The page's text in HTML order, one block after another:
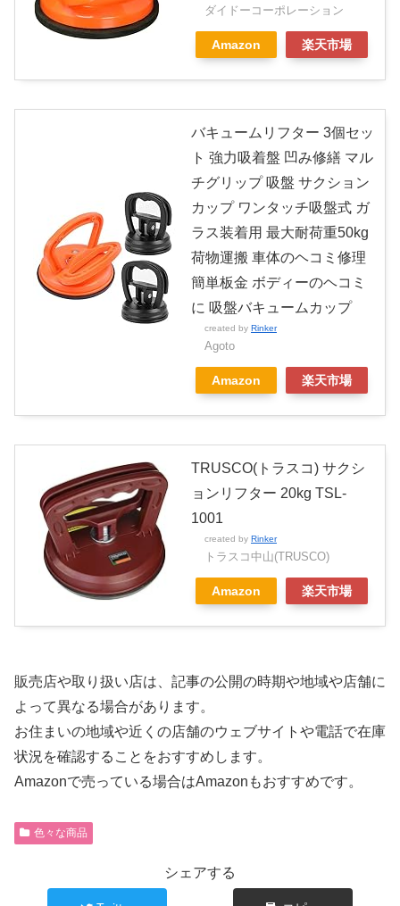
ダイドーコーポレーション
Amazon 楽天市場
バキュームリフター 3個セッ
ト 強力吸着盤 凹み修繕 マル
チグリップ 吸盤 サクション
カップ ワンタッチ吸盤式 ガ
ラス装着用 最大耐荷重50kg
荷物運搬 車体のヘコミ修理
簡単板金 ボディーのヘコミ
に 吸盤バキュームカップ
created by Rinker
Agoto
Amazon 楽天市場
TRUSCO(トラスコ) サクシ
ョンリフター 20kg TSL-
1001
created by Rinker
トラスコ中山(TRUSCO)
Amazon 楽天市場
販売店や取り扱い店は、記事の公開の時期や地域や店舗に
よって異なる場合があります。
お住まいの地域や近くの店舗のウェブサイトや電話で在庫
状況を確認することをおすすめします。
Amazonで売っている場合はAmazonもおすすめです。
色々な商品
シェアする